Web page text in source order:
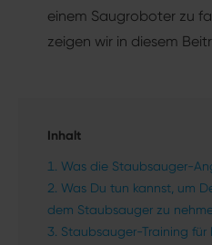
einem Saugroboter zu
zeigen wir in diesem
Inhalt
Was die Staubsauger-
Was Du tun kannst, um
dem Staubsauger zu
Staubsauger-Training für